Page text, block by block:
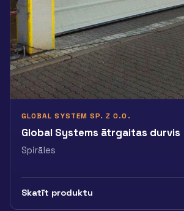
GLOBAL SYSTEM SP. Z O.O.
Global Systems ātrgaitas durvis
Spirāles
Skatīt produktu